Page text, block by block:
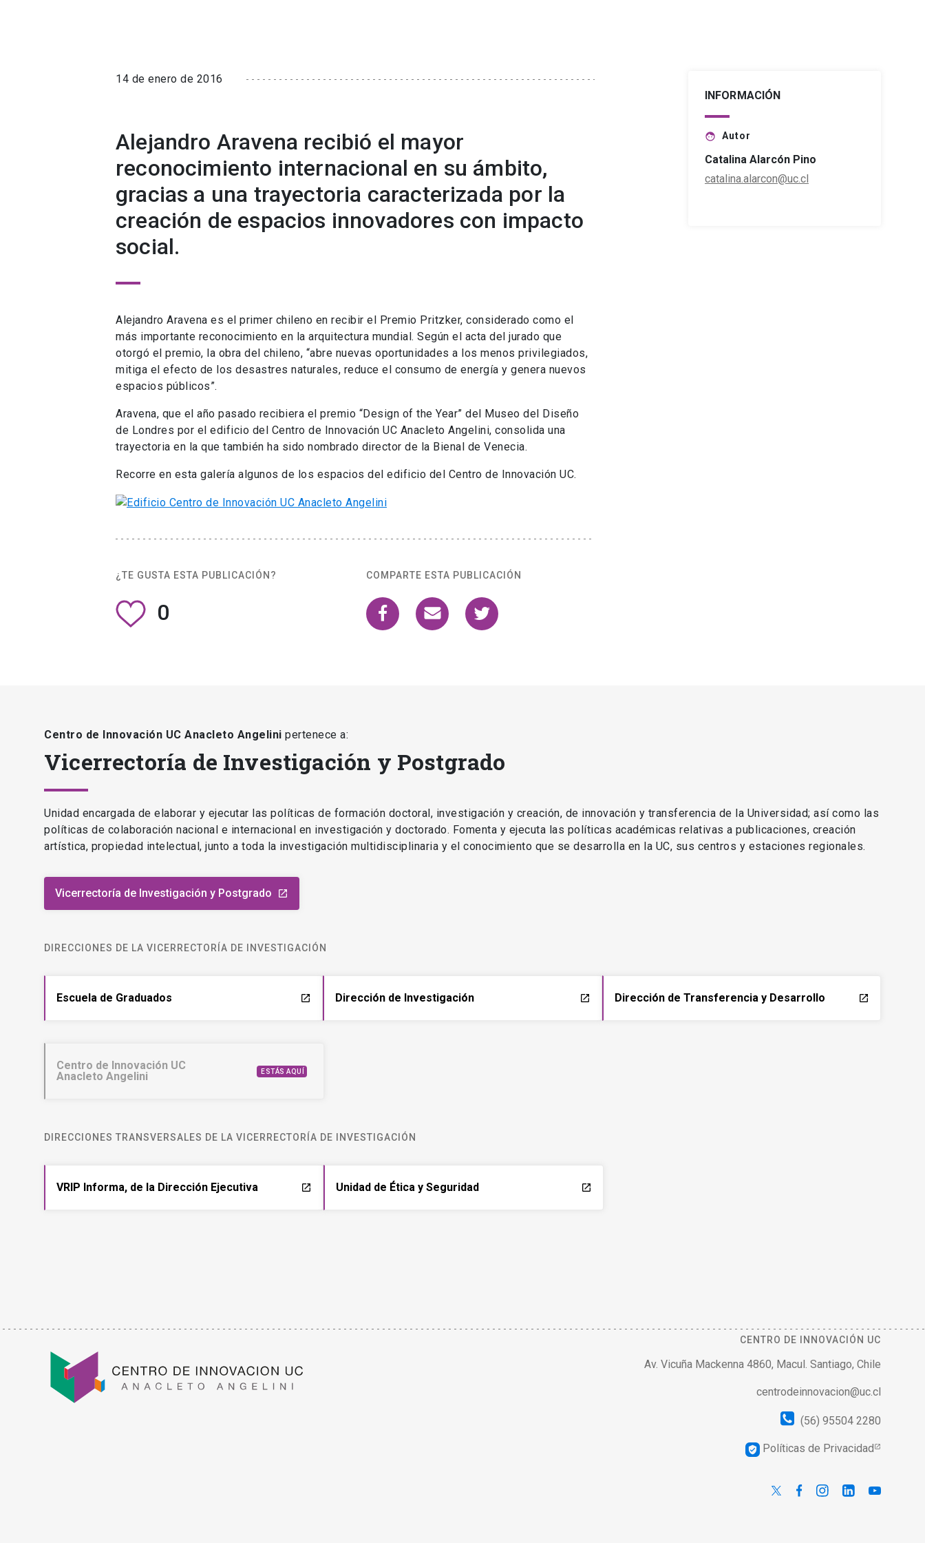
14 de enero de 2016
Alejandro Aravena recibió el mayor
reconocimiento internacional en su ámbito,
gracias a una trayectoria caracterizada por la
creación de espacios innovadores con impacto
social.
Alejandro Aravena es el primer chileno en recibir el Premio Pritzker, considerado como el
más importante reconocimiento en la arquitectura mundial. Según el acta del jurado que
otorgó el premio, la obra del chileno, “abre nuevas oportunidades a los menos privilegiados,
mitiga el efecto de los desastres naturales, reduce el consumo de energía y genera nuevos
espacios públicos”.
Aravena, que el año pasado recibiera el premio “Design of the Year” del Museo del Diseño
de Londres por el edificio del Centro de Innovación UC Anacleto Angelini, consolida una
trayectoria en la que también ha sido nombrado director de la Bienal de Venecia.
Recorre en esta galería algunos de los espacios del edificio del Centro de Innovación UC.
¿TE GUSTA ESTA PUBLICACIÓN?
0
COMPARTE ESTA PUBLICACIÓN
INFORMACIÓN
face Autor
Catalina Alarcón Pino
catalina.alarcon@uc.cl
Centro de Innovación UC Anacleto Angelini pertenece a:
Vicerrectoría de Investigación y Postgrado
Unidad encargada de elaborar y ejecutar las políticas de formación doctoral, investigación y creación, de innovación y transferencia de la Universidad; así como las
políticas de colaboración nacional e internacional en investigación y doctorado. Fomenta y ejecuta las políticas académicas relativas a publicaciones, creación
artística, propiedad intelectual, junto a toda la investigación multidisciplinaria y el conocimiento que se desarrolla en la UC, sus centros y estaciones regionales.
Vicerrectoría de Investigación y Postgrado launch
DIRECCIONES DE LA VICERRECTORÍA DE INVESTIGACIÓN
Escuela de Graduados launch Dirección de Investigación launch Dirección de Transferencia y Desarrollo launch
Centro de Innovación UC
Anacleto Angelini
ESTÁS AQUÍ
DIRECCIONES TRANSVERSALES DE LA VICERRECTORÍA DE INVESTIGACIÓN
VRIP Informa, de la Dirección Ejecutiva launch Unidad de Ética y Seguridad launch
CENTRO DE INNOVACIÓN UC
Av. Vicuña Mackenna 4860, Macul. Santiago, Chile
centrodeinnovacion@uc.cl
(56) 95504 2280
verified_user Políticas de Privacidad